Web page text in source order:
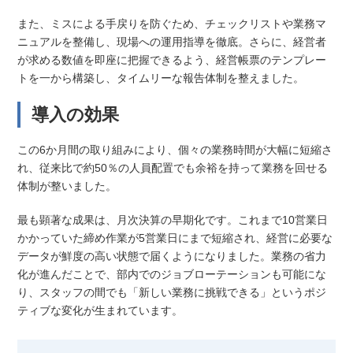
また、ミスによる手戻りを防ぐため、チェックリストや業務マ
ニュアルを整備し、現場への運用指導を徹底。さらに、経営者
が求める数値を即座に把握できるよう、経営帳票のテンプレー
トを一から構築し、タイムリーな報告体制を整えました。
導入の効果
この6か月間の取り組みにより、個々の業務時間が大幅に短縮さ
れ、従来比で約50％の人員配置でも余裕を持って業務を回せる
体制が整いました。
最も顕著な成果は、月次決算の早期化です。これまで10営業日
かかっていた締め作業が5営業日にまで短縮され、経営に必要な
データが鮮度の高い状態で届くようになりました。業務の省力
化が進んだことで、部内でのジョブローテーションも可能にな
り、スタッフの間でも「新しい業務に挑戦できる」というポジ
ティブな変化が生まれています。